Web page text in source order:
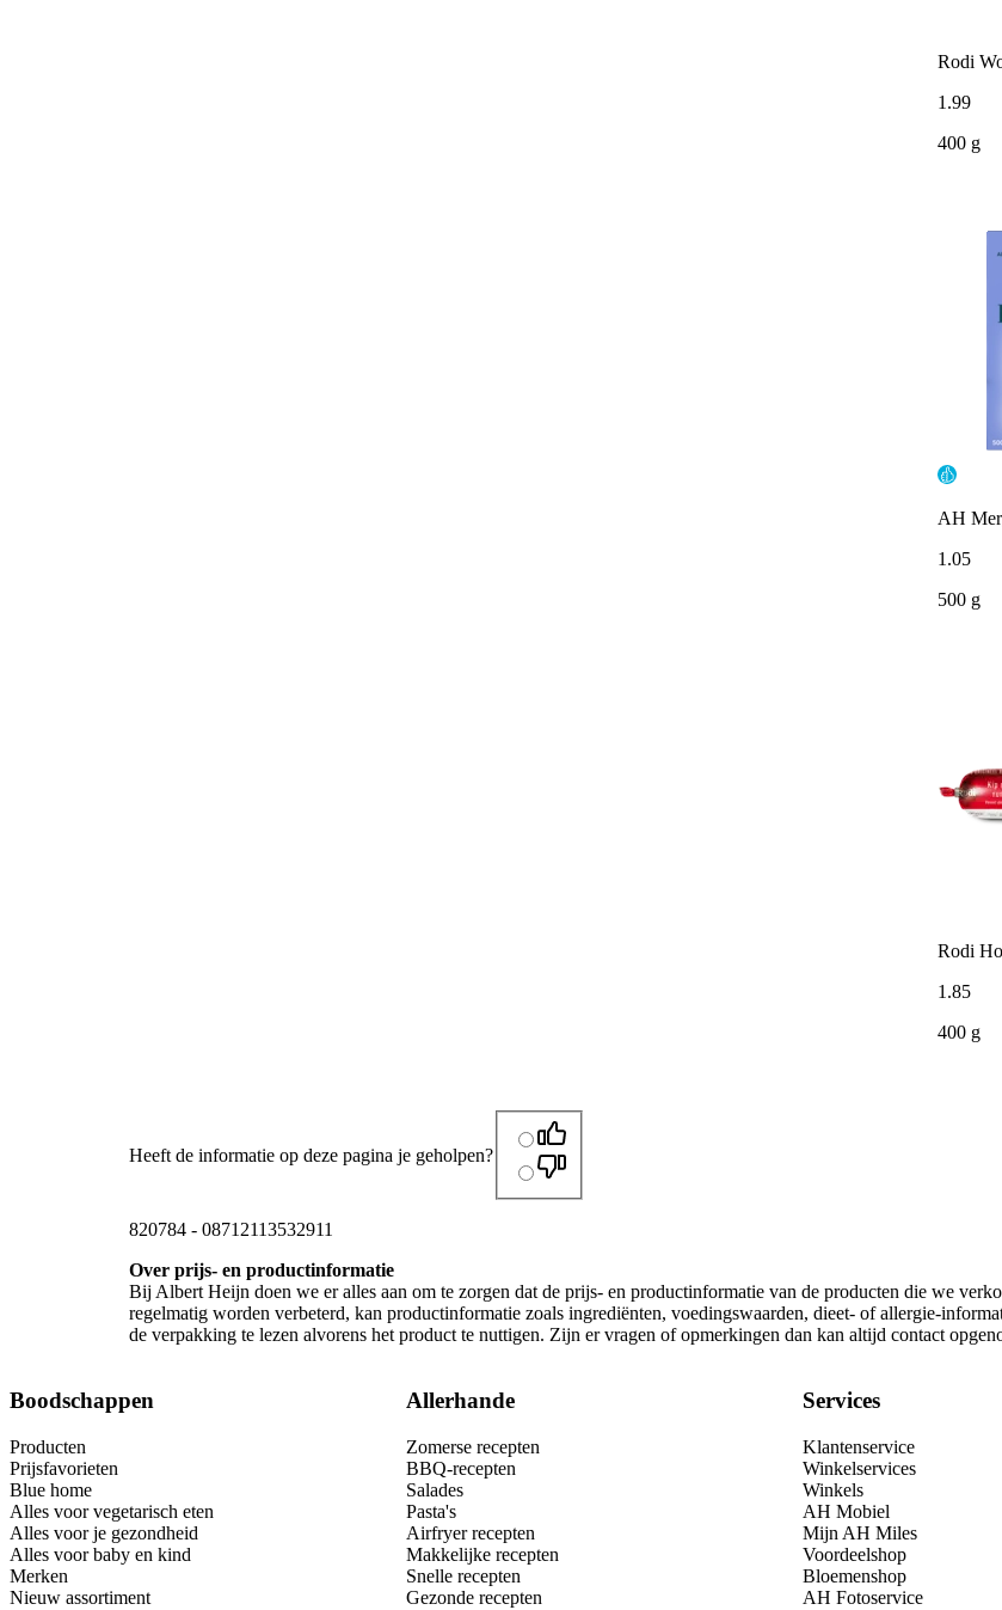
Rodi
1 .99
400 g
AH
1 .05
500 g
Rodi
1 .85
400 g
Heeft de informatie op deze pagina je geholpen?
820784 - 08712113532911
Over prijs- en productinformatie
Bij Albert Heijn doen we er alles aan om te zorgen dat de prijs- en productinformatie van de producten die we
regelmatig worden verbeterd, kan productinformatie zoals ingrediënten, voedingswaarden, dieet- of allergie-
de verpakking te lezen alvorens het product te nuttigen. Zijn er vragen of opmerkingen dan kan altijd contact
Boodschappen
Producten
Prijsfavorieten
Blue home
Alles voor vegetarisch eten
Alles voor je gezondheid
Alles voor baby en kind
Merken
Nieuw assortiment
Allerhande
Zomerse recepten
BBQ-recepten
Salades
Pasta's
Airfryer recepten
Makkelijke recepten
Snelle recepten
Gezonde recepten
Services
Klantenservice
Winkelservices
Winkels
AH Mobiel
Mijn AH Miles
Voordeelshop
Bloemenshop
AH Fotoservice